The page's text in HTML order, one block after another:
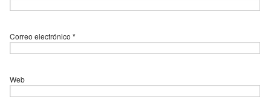
Correo electrónico *
Web